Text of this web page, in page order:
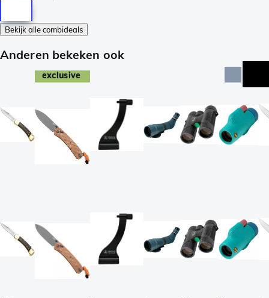
Bekijk alle combideals
Anderen bekeken ook
exclusive